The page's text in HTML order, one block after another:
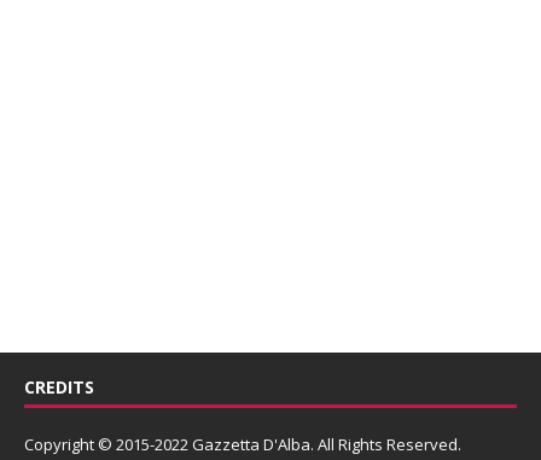
CREDITS
Copyright © 2015-2022 Gazzetta D'Alba. All Rights Reserved.